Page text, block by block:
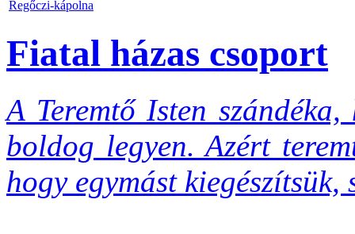
Regőczi-kápolna
Fiatal házas csoport
A Teremtő Isten
boldog legyen. Azért
hogy egymást